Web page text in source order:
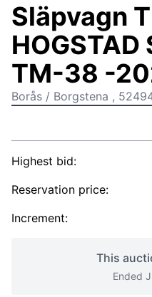
Släpvagn
HOGSTAD
TM-38 -
Borås / Borgstena ,
Highest bid:
Reservation price:
Increment:
This
Ended